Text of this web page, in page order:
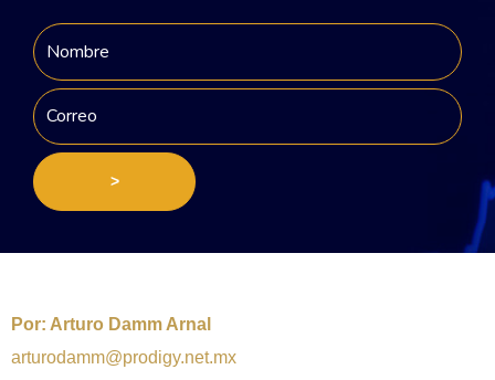
>
Por: Arturo Damm Arnal
arturodamm@prodigy.net.mx